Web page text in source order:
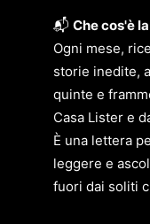
📬 Che cos'è
Ogni mese,
storie inedite,
quinte e
Casa Lister e
È una lettera
leggere e
fuori dai soliti